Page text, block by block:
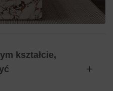
kształcie,